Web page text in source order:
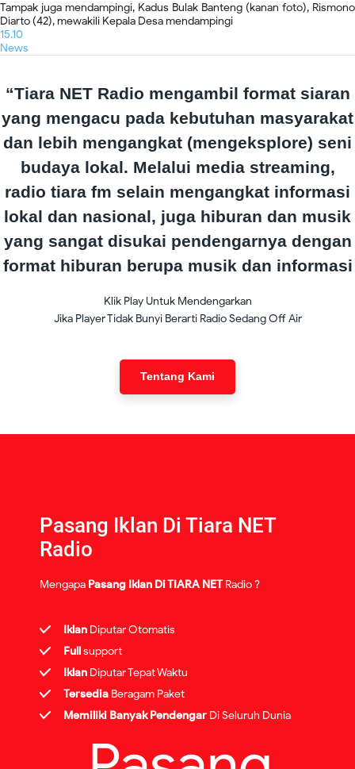
Tampak juga mendampingi, Kadus Bulak Banteng (kanan foto), Rismono
Diarto (42), mewakili Kepala Desa mendampingi
15.10
News
“Tiara NET Radio mengambil format siaran
yang mengacu pada kebutuhan masyarakat
dan lebih mengangkat (mengeksplore) seni
budaya lokal. Melalui media streaming,
radio tiara fm selain mengangkat informasi
lokal dan nasional, juga hiburan dan musik
yang sangat disukai pendengarnya dengan
format hiburan berupa musik dan informasi
Klik Play Untuk Mendengarkan
Jika Player Tidak Bunyi Berarti Radio Sedang Off Air
Tentang Kami
Pasang Iklan Di Tiara NET
Radio
Mengapa Pasang Iklan Di TIARA NET Radio ?
Iklan Diputar Otomatis
Fullsupport
Iklan Diputar Tepat Waktu
Tersedia Beragam Paket
Memiliki Banyak Pendengar Di Seluruh Dunia